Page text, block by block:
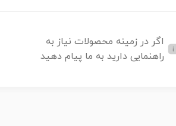
اگر در زمینه محصولات نیاز به
راهنمایی دارید به ما پیام دهید